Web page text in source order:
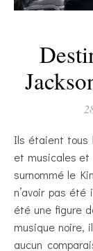
Ils étaient tous les deux des Kings, des icônes culturelles
et musicales et
surnommé le
n’avoir pas
été une figure
musique noire,
aucun